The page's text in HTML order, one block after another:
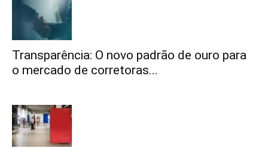
Transparência: O novo padrão de ouro para
o mercado de corretoras...